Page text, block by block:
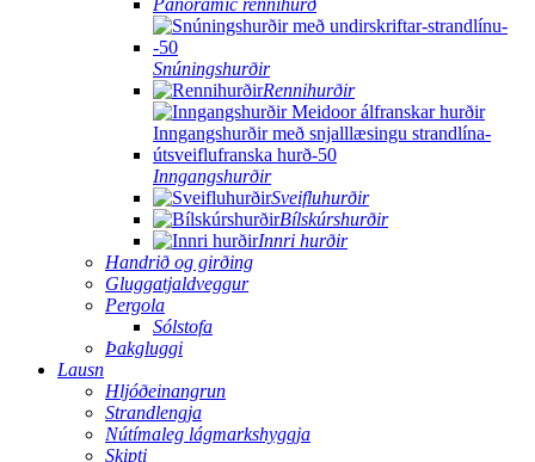
Panoramic rennihurð
Snúningshurðir
Rennihurðir
Inngangshurðir
Sveifluhurðir
Bílskúrshurðir
Innri hurðir
Handrið og girðing
Gluggatjaldveggur
Pergola
Sólstofa
Þakgluggi
Lausn
Hljóðeinangrun
Strandlengja
Nútímaleg lágmarkshyggja
Skipti